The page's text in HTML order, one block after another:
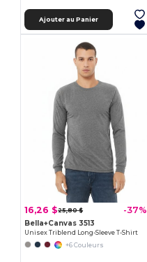
Ajouter au Panier
16,26 $25,80 $ -37%
Bella+Canvas 3513
Unisex Triblend Long-Sleeve T-Shirt
+6 Couleurs